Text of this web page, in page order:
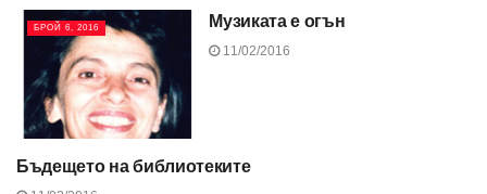
БРОЙ 6, 2016 Музиката е огън
11/02/2016
БРОЙ 6, 2016
Бъдещето на библиотеките